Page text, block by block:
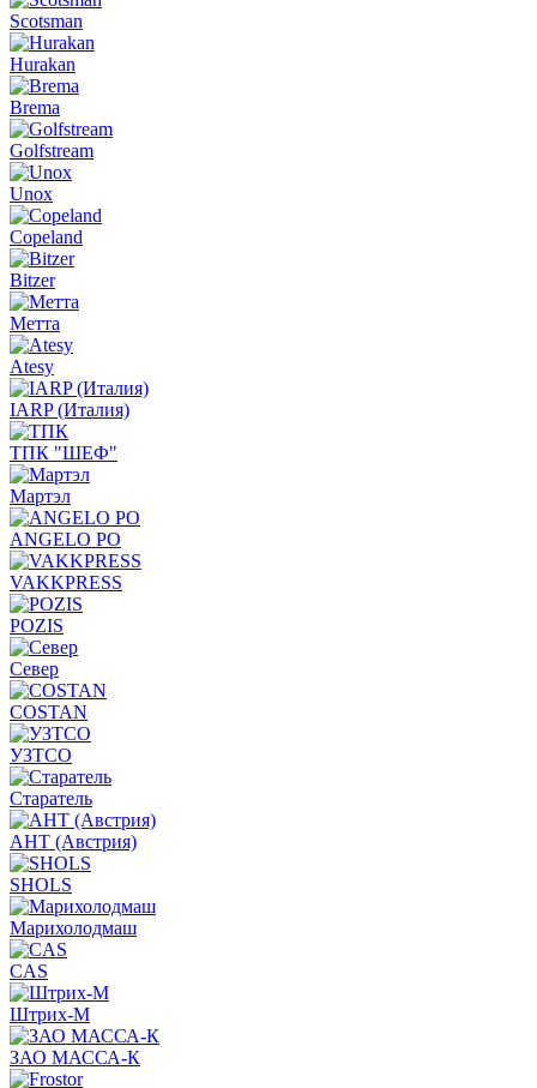
Scotsman
Hurakan
Brema
Golfstream
Unox
Copeland
Bitzer
Метта
Atesy
IARP (Италия)
ТПК "ШЕФ"
Мартэл
ANGELO PO
VAKKPRESS
POZIS
Север
COSTAN
УЗТСО
Старатель
АНТ (Австрия)
SHOLS
Марихолодмаш
CAS
Штрих-М
ЗАО МАССА-К